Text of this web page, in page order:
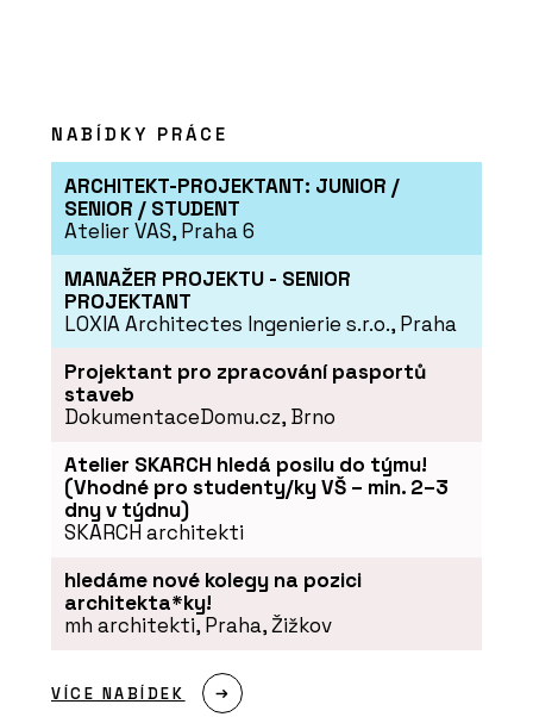
Dominantou rekonstruované bývalé
fořtovny v Sudetech se stala
kachlová kamna
O FIRMĚ
NABÍDKY PRÁCE
ARCHITEKT-PROJEKTANT: JUNIOR /
SENIOR / STUDENT
Atelier VAS, Praha 6
MANAŽER PROJEKTU - SENIOR
PROJEKTANT
LOXIA Architectes Ingenierie s.r.o., Praha
Projektant pro zpracování pasportů
staveb
DokumentaceDomu.cz, Brno
Atelier SKARCH hledá posilu do týmu!
(Vhodné pro studenty/ky VŠ – min. 2–3
dny v týdnu)
SKARCH architekti
hledáme nové kolegy na pozici
architekta*ky!
mh architekti, Praha, Žižkov
VÍCE NABÍDEK